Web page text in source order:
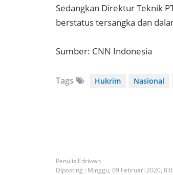
Sedangkan Direktur Teknik
berstatus tersangka dan
Sumber: CNN Indonesia
Tags Hukrim Nasional
Edriwan
Diposting : Minggu, 09 Februari 2020,